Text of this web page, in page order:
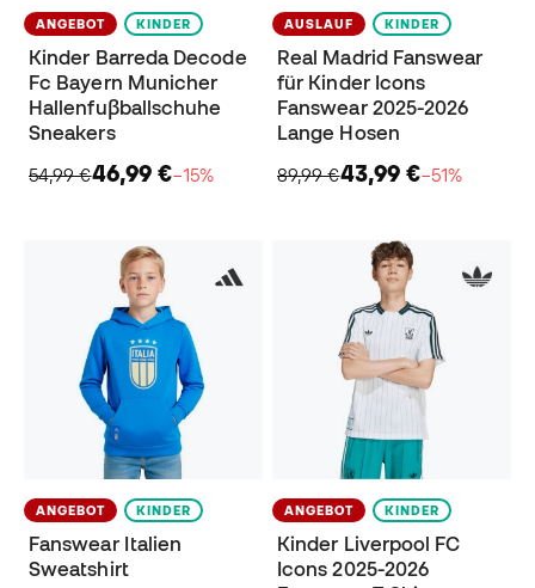
ANGEBOT KINDER
Kinder Barreda Decode
Fc Bayern Municher
Hallenfuβballschuhe
Sneakers
54,99 €46,99 €−15%
AUSLAUF KINDER
Real Madrid Fanswear
für Kinder Icons
Fanswear 2025-2026
Lange Hosen
89,99 €43,99 €−51%
ANGEBOT KINDER
Fanswear Italien
Sweatshirt
ANGEBOT KINDER
Kinder Liverpool FC
Icons 2025-2026